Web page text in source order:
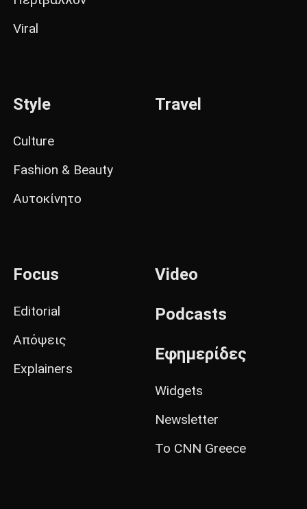
Viral
Style
Culture
Fashion & Beauty
Αυτοκίνητο
Travel
Focus
Editorial
Απόψεις
Explainers
Video
Podcasts
Εφημερίδες
Widgets
Newsletter
Το CNN Greece